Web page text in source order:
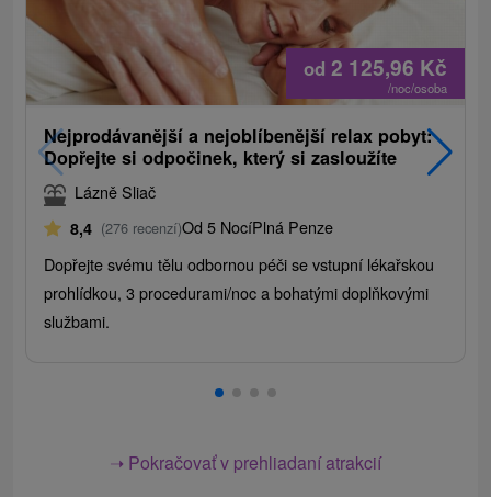
od 2 125,96 Kč
/noc/osoba
Nejprodávanější a nejoblíbenější relax pobyt:
Dopřejte si odpočinek, který si zasloužíte
Lázně Sliač
8,4 (276 recenzí)Od 5 NocíPlná Penze
Dopřejte svému tělu odbornou péči se vstupní lékařskou
prohlídkou, 3 procedurami/noc a bohatými doplňkovými
službami.
➝ Pokračovať v prehliadaní atrakcií